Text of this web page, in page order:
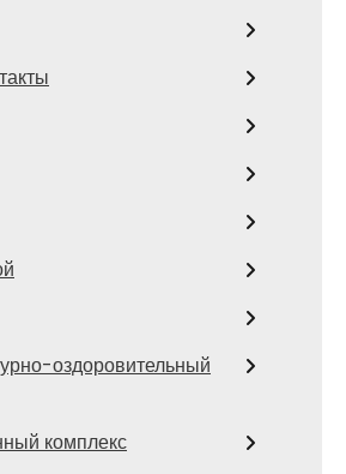
оздоровительный
комплекс